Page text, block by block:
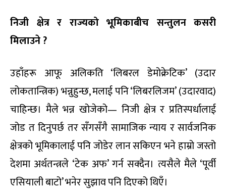
निजी क्षेत्र र राज्यको भूमिकाबीच सन्तुलन कसरी
मिलाउने ?
उहाँहरू आफू अलिकति ‘लिबरल डेमोक्रेटिक’ (उदार
लोकतान्त्रिक) भन्नुहुन्छ, मलाई पनि ‘लिबरलिजम’ (उदारवाद)
चाहिन्छ। मैले भन्न खोजेको— निजी क्षेत्र र प्रतिस्पर्धालाई
जोड त दिनुपर्छ तर सँगसँगै सामाजिक न्याय र सार्वजनिक
क्षेत्रको भूमिकालाई पनि जोडेर लान सकिएन भने हाम्रो जस्तो
देशमा अर्थतन्त्रले ‘टेक अफ’ गर्न सक्दैन। त्यसैले मैले ‘पूर्वी
एसियाली बाटो’ भनेर सुझाव पनि दिएको थिएँ।